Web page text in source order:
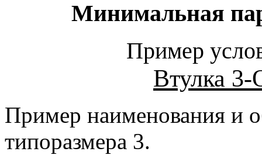
Минимальная
Пример
Втулка
Пример наименования и
типоразмера 3.